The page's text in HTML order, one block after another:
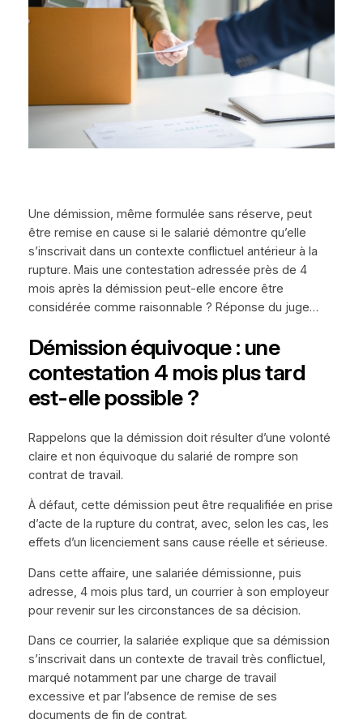
Une démission, même formulée sans réserve, peut
être remise en cause si le salarié démontre qu’elle
s’inscrivait dans un contexte conflictuel antérieur à la
rupture. Mais une contestation adressée près de 4
mois après la démission peut-elle encore être
considérée comme raisonnable ? Réponse du juge…
Démission équivoque : une
contestation 4 mois plus tard
est-elle possible ?
Rappelons que la démission doit résulter d’une volonté
claire et non équivoque du salarié de rompre son
contrat de travail.
À défaut, cette démission peut être requalifiée en prise
d’acte de la rupture du contrat, avec, selon les cas, les
effets d’un licenciement sans cause réelle et sérieuse.
Dans cette affaire, une salariée démissionne, puis
adresse, 4 mois plus tard, un courrier à son employeur
pour revenir sur les circonstances de sa décision.
Dans ce courrier, la salariée explique que sa démission
s’inscrivait dans un contexte de travail très conflictuel,
marqué notamment par une charge de travail
excessive et par l’absence de remise de ses
documents de fin de contrat.